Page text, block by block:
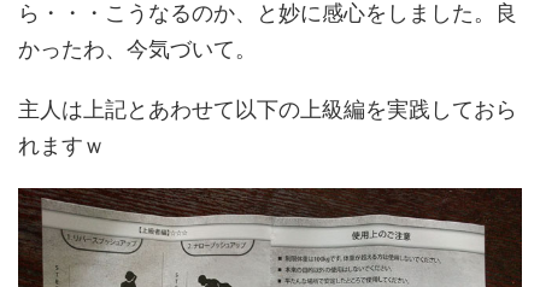
ら・・・こうなるのか、と妙に感心をしました。良
かったわ、今気づいて。
主人は上記とあわせて以下の上級編を実践しておら
れますｗ